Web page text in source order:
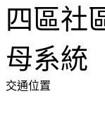
交通位置